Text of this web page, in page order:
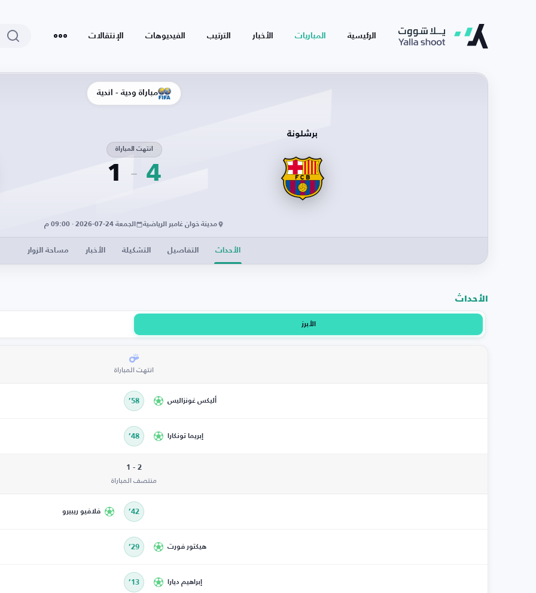
الرئيسية المباريات الأخبار الترتيب الفيديوهات الإنتقالات
مباراة ودية - أندية
برشلونة
4
انتهت المباراة
1
مدينة خوان غامبر الرياضية الجمعة 24-07-2026 · 09:00 م
الأحداث التفاصيل التشكيلة الأخبار مساحة الزوار
الأحداث
الأبرز
انتهت المباراة
أليكس غونزاليس 58’
إبريما تونكارا 48’
2 - 1
منتصف المباراة
42’ فلافيو ريبيرو
هيكتور فورت 29’
إبراهيم ديارا 13’